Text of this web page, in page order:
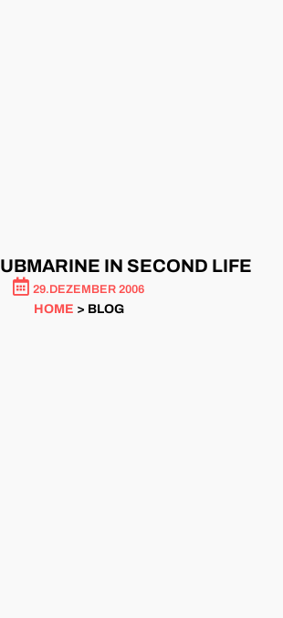
IN SECOND LIFE
29.DEZEMBER 2006
HOME > BLOG